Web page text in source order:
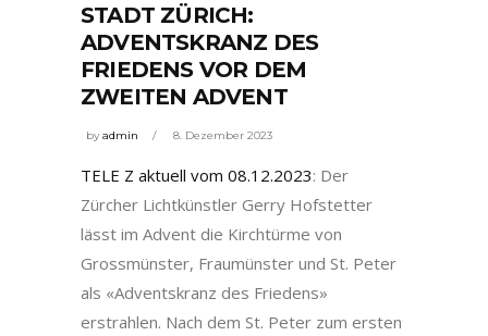
STADT ZÜRICH:
ADVENTSKRANZ DES
FRIEDENS VOR DEM
ZWEITEN ADVENT
byadmin 8. Dezember 2023
TELE Z aktuell vom 08.12.2023: Der
Zürcher Lichtkünstler Gerry Hofstetter
lässt im Advent die Kirchtürme von
Grossmünster, Fraumünster und St. Peter
als «Adventskranz des Friedens»
erstrahlen. Nach dem St. Peter zum ersten